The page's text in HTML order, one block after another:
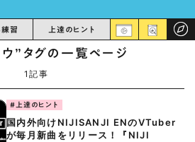
習 上達のヒント
”タグの一覧ページ
1記事
#上達のヒント
国内外向けNIJISANJI ENのVTuber
が毎月新曲をリリース！『NIJI